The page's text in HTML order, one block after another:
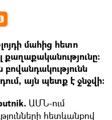
մահից հետո
քաղաքականությունը։
այն պետք է ջնջվի։
ԱՄՆ-ում
հետևանքով